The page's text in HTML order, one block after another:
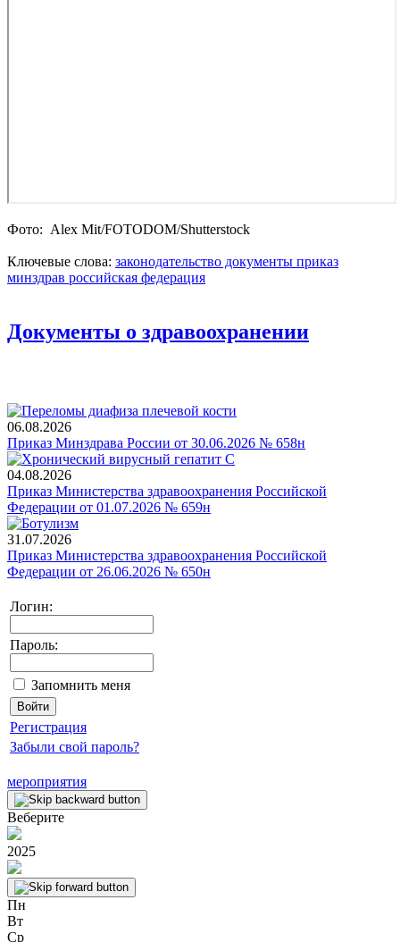
Фото: Alex Mit/FOTODOM/Shutterstoсk
Ключевые слова: законодательство документы приказ
минздрав российская федерация
Документы о здравоохранении
06.08.2026
Приказ Минздрава России от 30.06.2026 № 658н
04.08.2026
Приказ Министерства здравоохранения Российской
Федерации от 01.07.2026 № 659н
31.07.2026
Приказ Министерства здравоохранения Российской
Федерации от 26.06.2026 № 650н
Логин:
Пароль:
Запомнить меня
Регистрация
Забыли свой пароль?
мероприятия
Веберите
2025
Пн
Вт
Ср